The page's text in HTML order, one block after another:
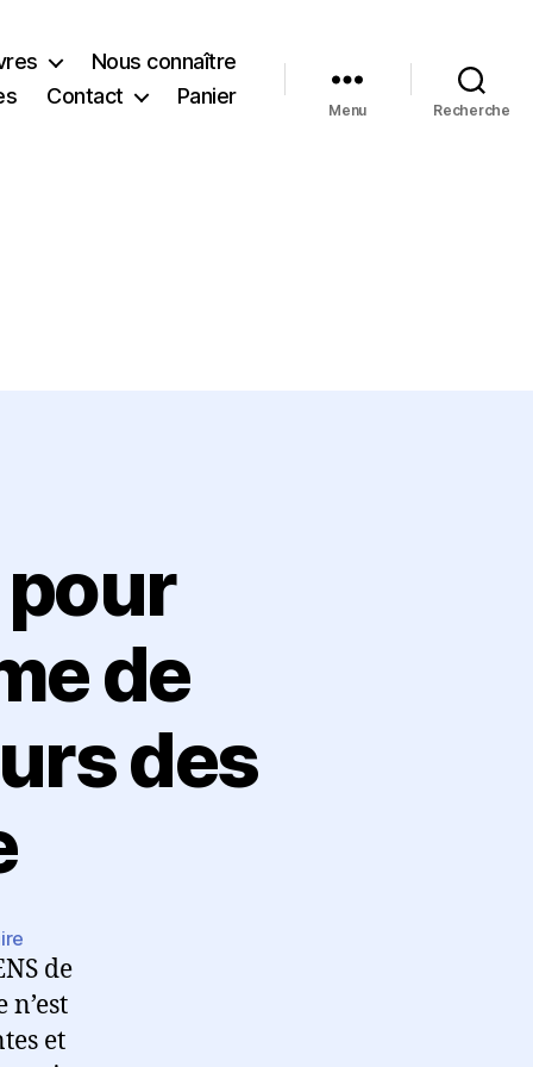
Nous connaître
Contact Panier
Menu Recherche
de
des
Un
livre
pour
de
n’est
et